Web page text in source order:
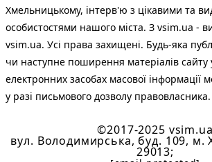
Хмельницькому, інтерв'ю з цікавими та
особистостями нашого міста. З vsim.ua -
vsim.ua. Усі права захищені. Будь-яка
чи наступне поширення матеріалів сайту
електронних засобах масової інформації
у разі письмового дозволу правовласника.
©2017-2025 vsim.ua
вул. Володимирська, буд. 109, м.
29013;